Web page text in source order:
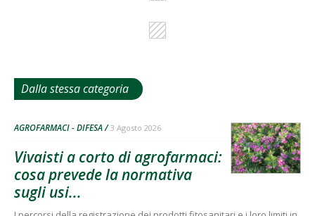
Dalla stessa categoria
AGROFARMACI - DIFESA 3 Agosto 2026
Vivaisti a corto di agrofarmaci:
cosa prevede la normativa
sugli usi...